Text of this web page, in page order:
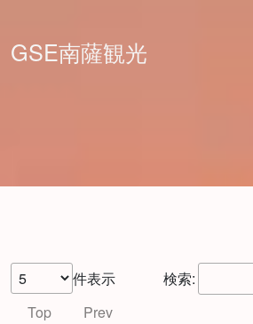
GSE南薩観光
件表示
検索:
Top
Prev